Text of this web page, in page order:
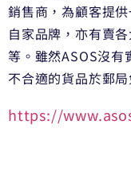
銷售商，為顧客提
自家品牌，亦有賣
等。雖然ASOS沒
不合適的貨品於郵
https://